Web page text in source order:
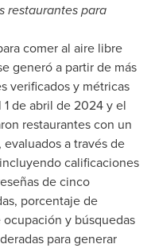
restaurantes para
comer al aire libre
generó a partir de más
verificados y métricas
de abril de 2024 y el
restaurantes con un
a través de
calificaciones
de cinco
porcentaje de
y búsquedas
para generar